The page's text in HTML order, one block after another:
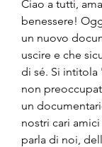
Ciao a tutti,
benessere!
un nuovo
uscire e che
di sé. Si intitola
non
un
nostri cari
parla di noi,